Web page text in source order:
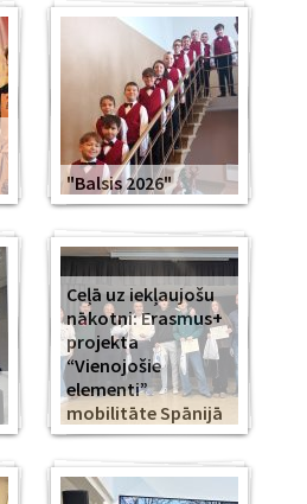
"Balsis 2026"
Ceļā uz iekļaujošu
nākotni: Erasmus+
projekta
“Vienojošie
elementi”
mobilitāte Spānijā